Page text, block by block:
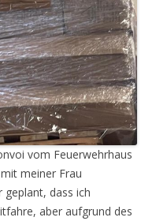
vom Feuerwehrhaus
meiner Frau
geplant, dass ich
aber aufgrund des